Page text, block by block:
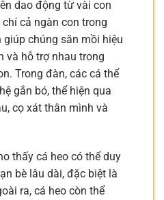
dao động từ vài con
cả ngàn con trong
chúng săn mồi hiệu
và hỗ trợ nhau trong
Trong đàn, các cá thể
gắn bó, thể hiện qua
cọ xát thân mình và
thấy cá heo có thể duy
bè lâu dài, đặc biệt là
ra, cá heo còn thể